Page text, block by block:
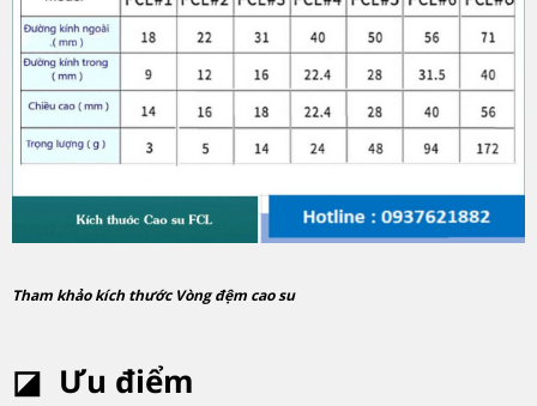
Tham khảo kích thước Vòng đệm cao su
◪ Ưu điểm